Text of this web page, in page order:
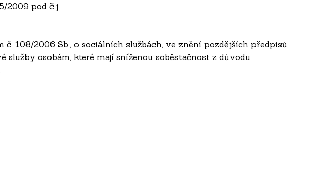
2009 pod č.j.
108/2006 Sb., o sociálních službách, ve znění pozdějších předpisů
služby osobám, které mají sníženou soběstačnost z důvodu